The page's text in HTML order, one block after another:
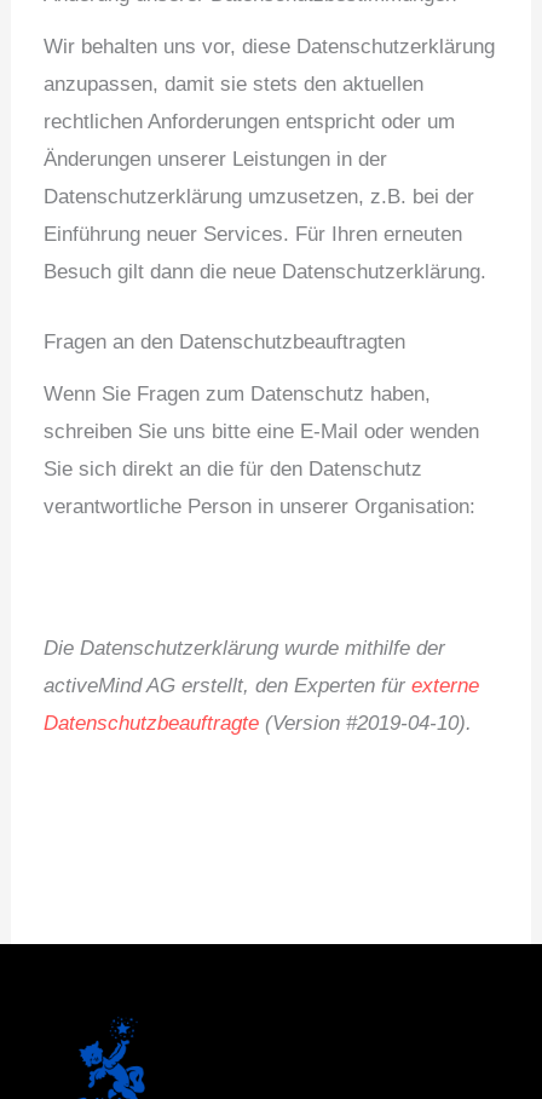
Wir behalten uns vor, diese Datenschutzerklärung
anzupassen, damit sie stets den aktuellen
rechtlichen Anforderungen entspricht oder um
Änderungen unserer Leistungen in der
Datenschutzerklärung umzusetzen, z.B. bei der
Einführung neuer Services. Für Ihren erneuten
Besuch gilt dann die neue Datenschutzerklärung.
Fragen an den Datenschutzbeauftragten
Wenn Sie Fragen zum Datenschutz haben,
schreiben Sie uns bitte eine E-Mail oder wenden
Sie sich direkt an die für den Datenschutz
verantwortliche Person in unserer Organisation:
Die Datenschutzerklärung wurde mithilfe der
activeMind AG erstellt, den Experten fürexterne
Datenschutzbeauftragte (Version #2019-04-10).